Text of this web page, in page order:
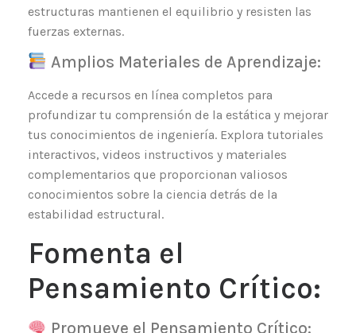
estructuras mantienen el equilibrio y resisten las
fuerzas externas.
Amplios Materiales de Aprendizaje:
Accede a recursos en línea completos para
profundizar tu comprensión de la estática y mejorar
tus conocimientos de ingeniería. Explora tutoriales
interactivos, videos instructivos y materiales
complementarios que proporcionan valiosos
conocimientos sobre la ciencia detrás de la
estabilidad estructural.
Fomenta el
Pensamiento Crítico:
Promueve el Pensamiento Crítico: